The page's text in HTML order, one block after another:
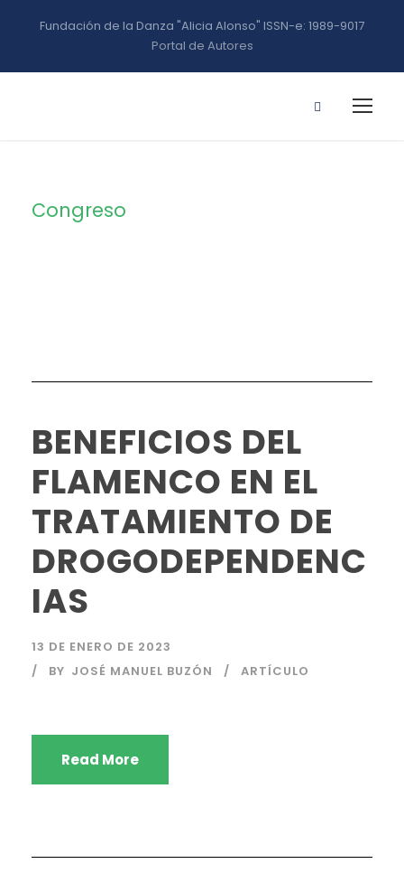
Fundación de la Danza "Alicia Alonso" ISSN-e: 1989-9017
Portal de Autores
Congreso
BENEFICIOS DEL
FLAMENCO EN EL
TRATAMIENTO DE
DROGODEPENDENC
IAS
13 DE ENERO DE 2023
BY JOSÉ MANUEL BUZÓN ARTÍCULO
Read More